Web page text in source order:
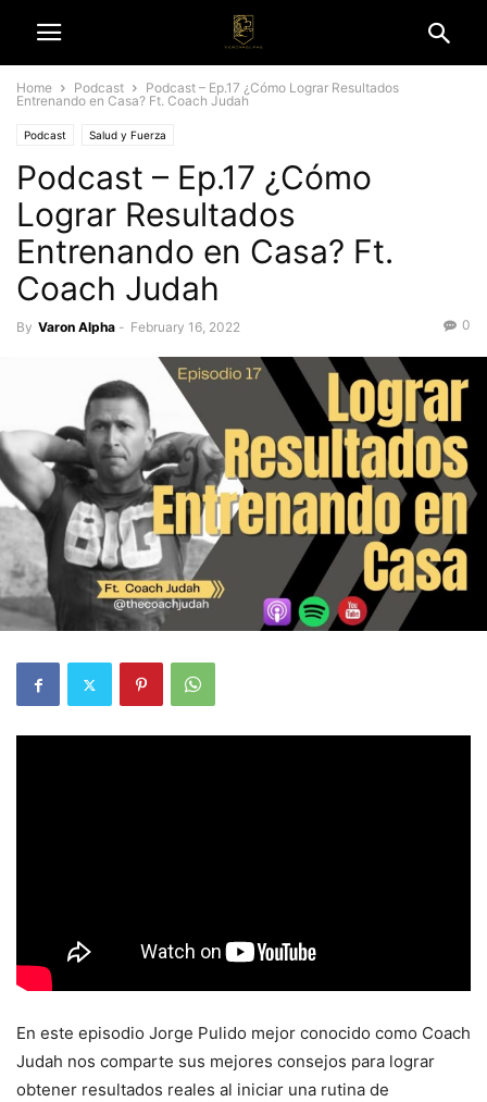
Home Podcast
Podcast – Ep.17 ¿Cómo Lograr Resultados
Entrenando en Casa? Ft. Coach Judah
Podcast Salud y Fuerza
Podcast – Ep.17 ¿Cómo
Lograr Resultados
Entrenando en Casa? Ft.
Coach Judah
By Varon Alpha - February 16, 2022 0
En este episodio Jorge Pulido mejor conocido como Coach
Judah nos comparte sus mejores consejos para lograr
obtener resultados reales al iniciar una rutina de